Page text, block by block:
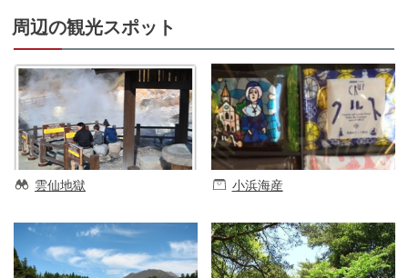
周辺の観光スポット
雲仙地獄 小浜海産